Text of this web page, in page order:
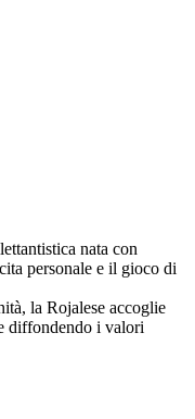
nata con
personale e il gioco di
la Rojalese accoglie
diffondendo i valori